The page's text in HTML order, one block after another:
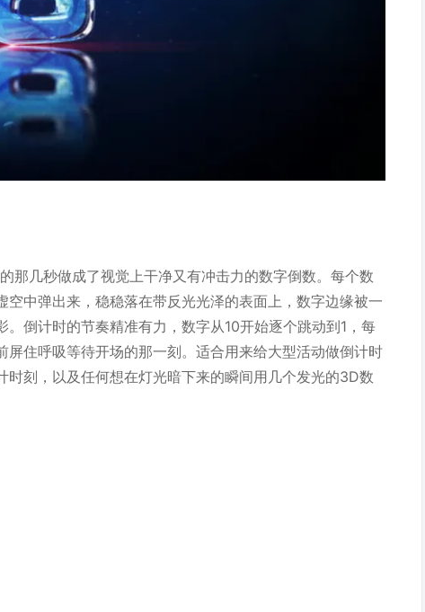
那几秒做成了视觉上干净又有冲击力的数字倒数。每个数
中弹出来，稳稳落在带反光光泽的表面上，数字边缘被一
倒计时的节奏精准有力，数字从10开始逐个跳动到1，每
住呼吸等待开场的那一刻。适合用来给大型活动做倒计时
刻，以及任何想在灯光暗下来的瞬间用几个发光的3D数